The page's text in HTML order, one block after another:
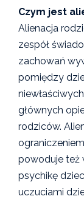
Czym jest
Alienacja
zespół
zachowań
pomiędzy
głównych
rodziców.
powoduje też
psychikę
uczuciami